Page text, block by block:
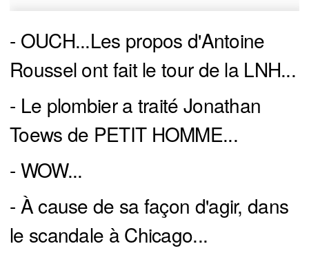
- OUCH...Les propos d'Antoine
Roussel ont fait le tour de la LNH...
- Le plombier a traité Jonathan
Toews de PETIT HOMME...
- WOW...
- À cause de sa façon d'agir, dans
le scandale à Chicago...